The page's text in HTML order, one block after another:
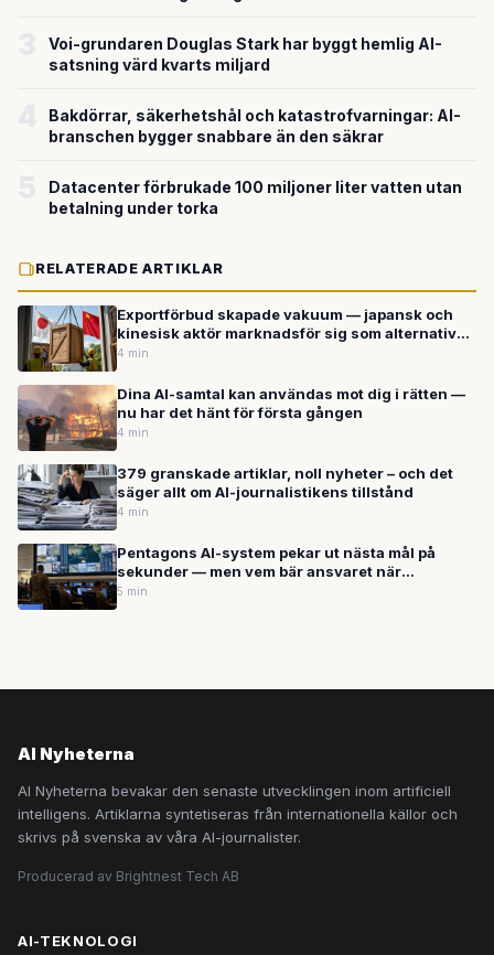
Voi-grundaren Douglas Stark har byggt hemlig AI-
satsning värd kvarts miljard
Bakdörrar, säkerhetshål och katastrofvarningar: AI-
branschen bygger snabbare än den säkrar
Datacenter förbrukade 100 miljoner liter vatten utan
betalning under torka
RELATERADE ARTIKLAR
Exportförbud skapade vakuum — japansk och
kinesisk aktör marknadsför sig som alternativ
inom dagar
4 min
Dina AI-samtal kan användas mot dig i rätten —
nu har det hänt för första gången
4 min
379 granskade artiklar, noll nyheter – och det
säger allt om AI-journalistikens tillstånd
4 min
Pentagons AI-system pekar ut nästa mål på
sekunder — men vem bär ansvaret när
algoritmen väljer?
5 min
AI Nyheterna
AI Nyheterna bevakar den senaste utvecklingen inom artificiell
intelligens. Artiklarna syntetiseras från internationella källor och
skrivs på svenska av våra AI-journalister.
Producerad av Brightnest Tech AB
AI-TEKNOLOGI